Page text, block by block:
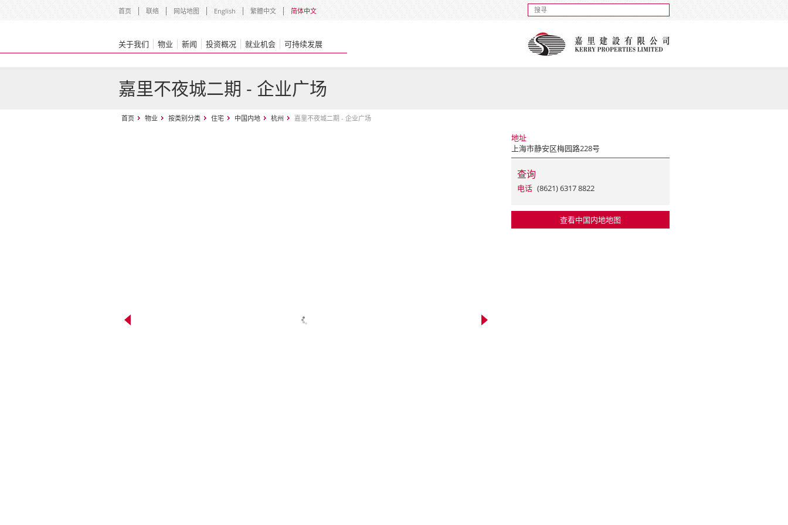
首页 联络 网站地图 English 繁體中文 简体中文
关于我们 物业 新闻 投资概况 就业机会 可持续发展
嘉里不夜城二期 - 企业广场
首页 物业 按类别分类 住宅 中国内地 杭州 嘉里不夜城二期 - 企业广场
地址
上海市静安区梅园路228号
查询
电话 (8621) 6317 8822
查看中国内地地图